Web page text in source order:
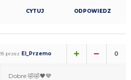
CYTUJ ODPOWIEDZ
przez El_Przemo 0
Dobre 🤣🤣🖤💙